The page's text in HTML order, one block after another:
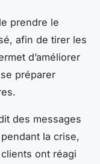
prendre le
afin de tirer les
d’améliorer
préparer
des messages
la crise,
ont réagi